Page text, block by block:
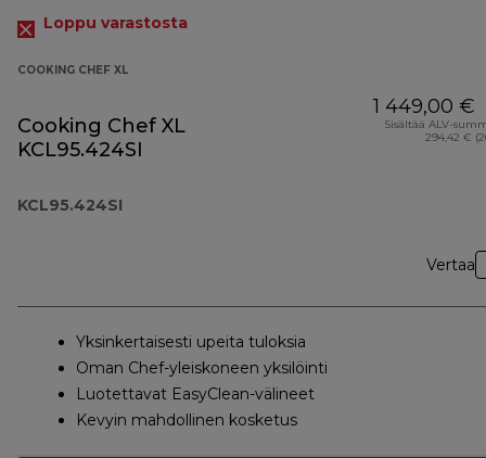
Loppu varastosta
COOKING CHEF XL
Cooking Chef XL
KCL95.424SI
KCL95.424SI
1 449,00 €
Sisältää ALV-
294,42 €
Vertaa
Yksinkertaisesti upeita tuloksia
Oman Chef-yleiskoneen yksilöinti
Luotettavat EasyClean-välineet
Kevyin mahdollinen kosketus